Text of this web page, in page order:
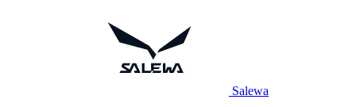
Salewa